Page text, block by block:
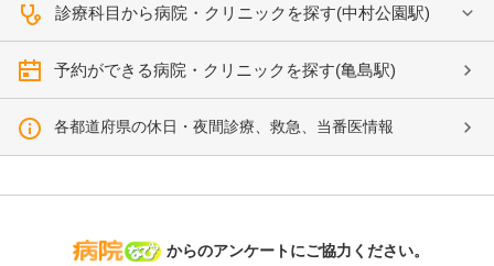
診療科目から病院・クリニックを探す(中村公園駅)
予約ができる病院・クリニックを探す(亀島駅)
各都道府県の休日・夜間診療、救急、当番医情報
病院なび
からのアンケートにご協力ください。